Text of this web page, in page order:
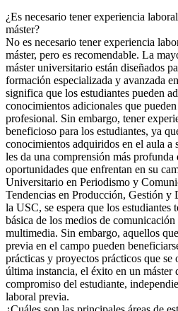
¿Es necesario tener experiencia
máster?
No es necesario tener experiencia
máster, pero es recomendable. La
máster universitario están diseñados
formación especializada y avanzada
significa que los estudiantes pueden
conocimientos adicionales que
profesional. Sin embargo, tener
beneficioso para los estudiantes, ya
conocimientos adquiridos en el aula a
les da una comprensión más profunda
oportunidades que enfrentan en su
Universitario en Periodismo y
Tendencias en Producción, Gestión
la USC, se espera que los estudiantes
básica de los medios de
multimedia. Sin embargo, aquellos
previa en el campo pueden
prácticas y proyectos prácticos que
última instancia, el éxito en un máster
compromiso del estudiante,
laboral previa.